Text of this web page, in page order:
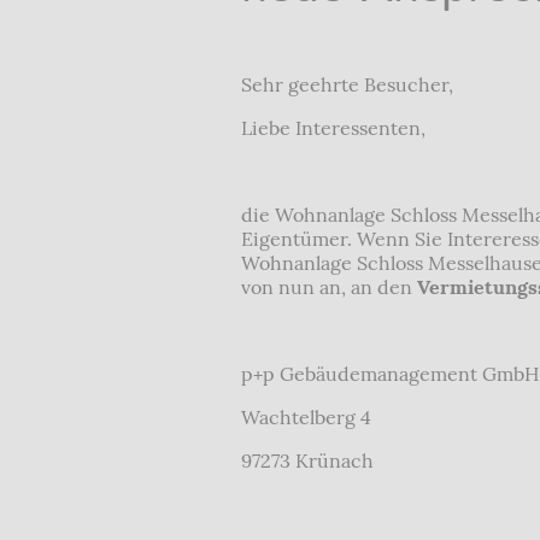
Sehr geehrte Besucher,
Liebe Interessenten,
die Wohnanlage Schloss
Eigentümer. Wenn Sie
Wohnanlage Schloss
von nun an, an den
p+p Gebäudemanagement GmbH
Wachtelberg 4
97273 Krünach